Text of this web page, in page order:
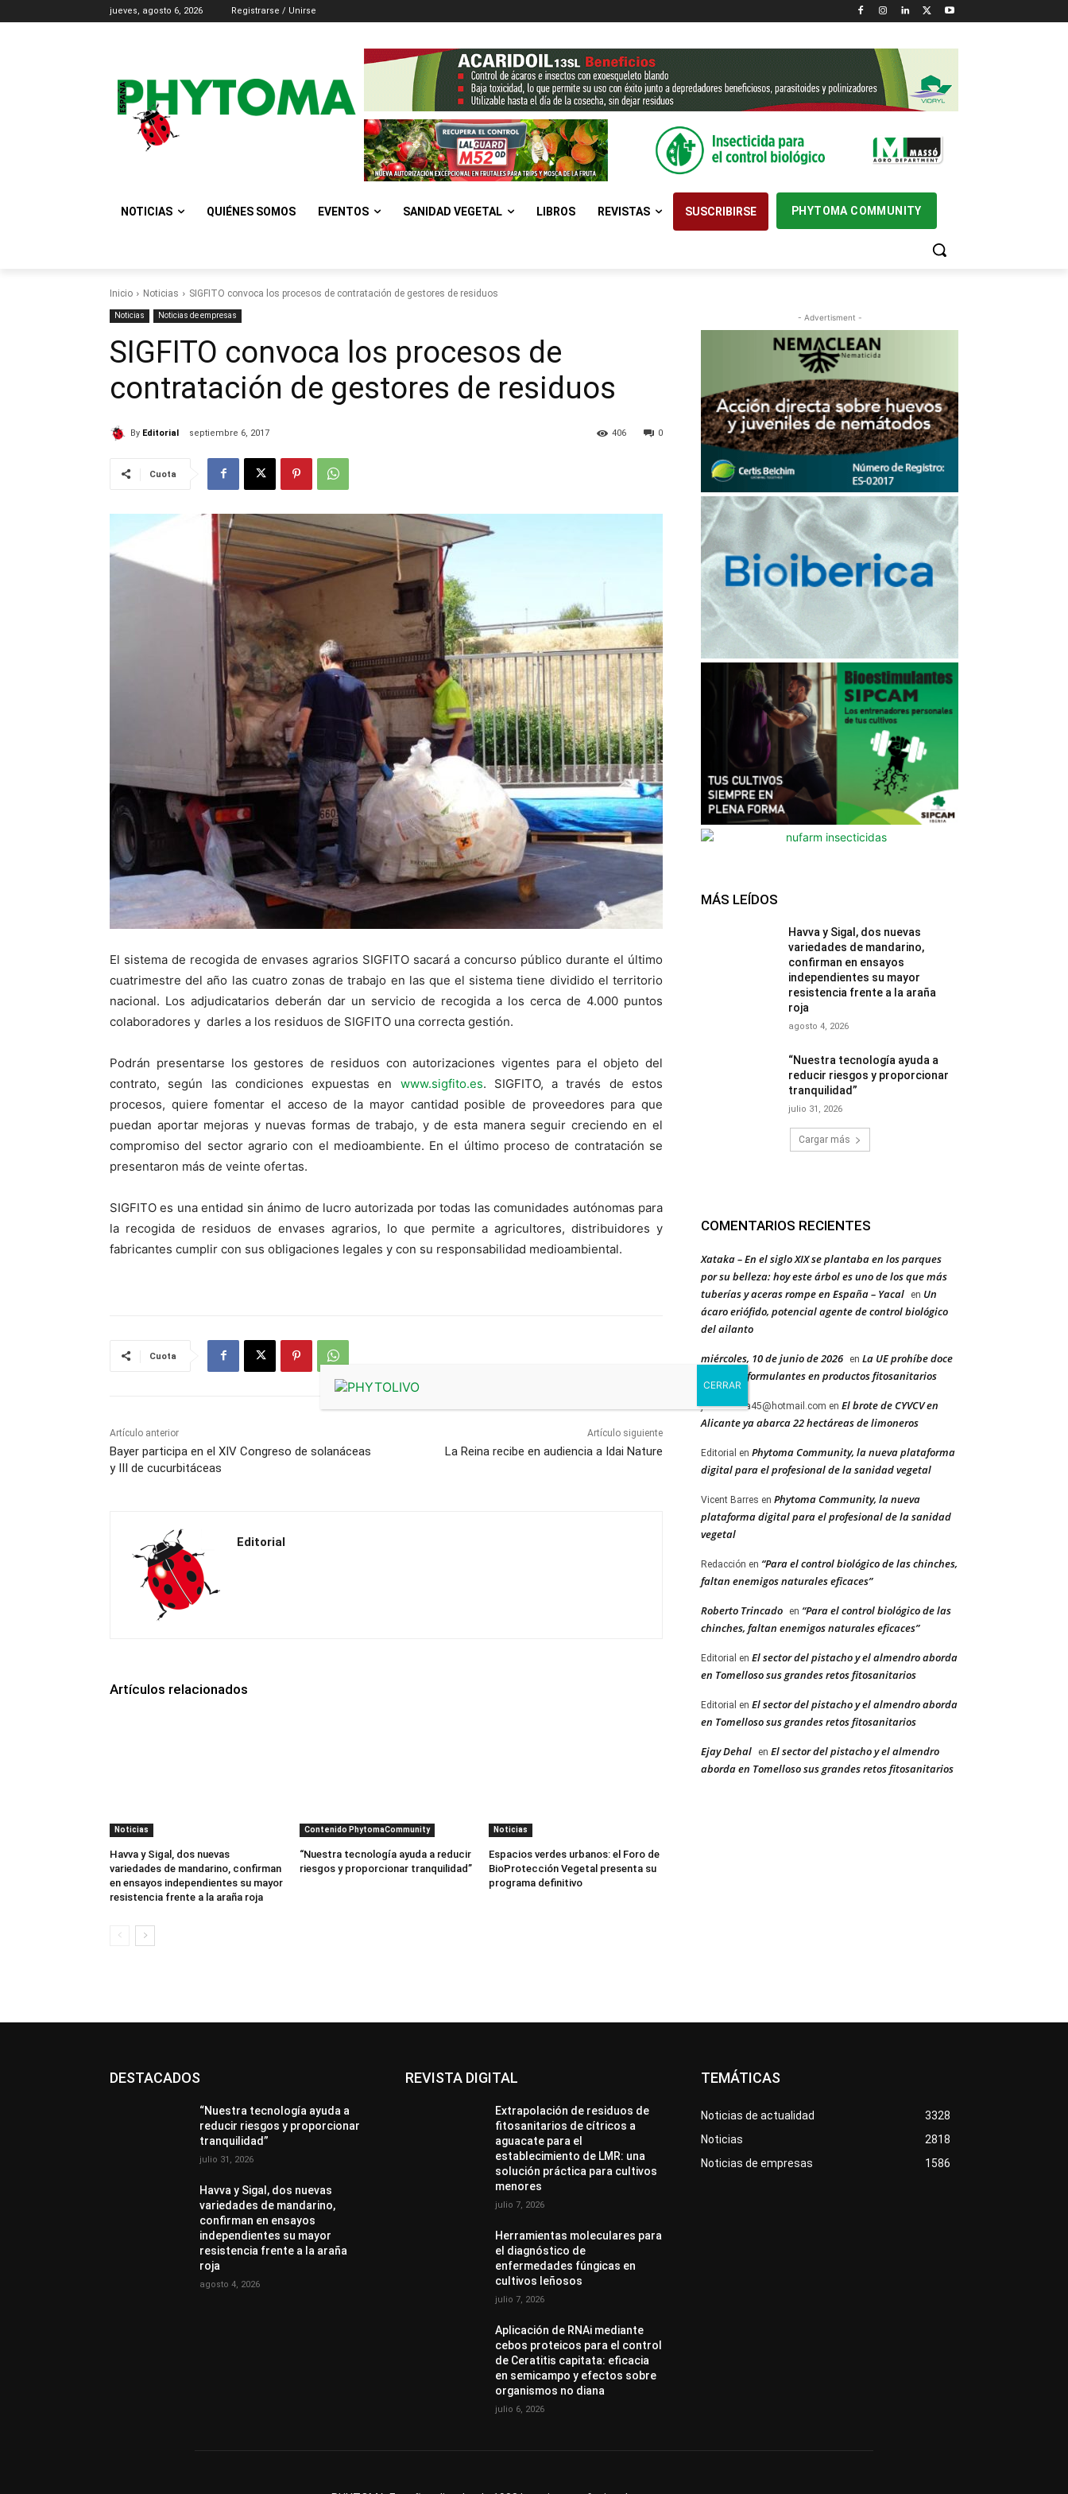
jueves, agosto 6, 2026 Registrarse / Unirse
NOTICIAS QUIÉNES SOMOS EVENTOS SANIDAD VEGETAL LIBROS REVISTAS SUSCRIBIRSE PHYTOMA COMMUNITY
Inicio Noticias SIGFITO convoca los procesos de contratación de gestores de residuos
Noticias Noticias de empresas
SIGFITO convoca los procesos de
contratación de gestores de residuos
By Editorial septiembre 6, 2017 0
406
Cuota
El sistema de recogida de envases agrarios SIGFITO sacará a concurso público durante el último
cuatrimestre del año las cuatro zonas de trabajo en las que el sistema tiene dividido el territorio
nacional. Los adjudicatarios deberán dar un servicio de recogida a los cerca de 4.000 puntos
colaboradores y darles a los residuos de SIGFITO una correcta gestión.
Podrán presentarse los gestores de residuos con autorizaciones vigentes para el objeto del
contrato, según las condiciones expuestas en www.sigfito.es. SIGFITO, a través de estos
procesos, quiere fomentar el acceso de la mayor cantidad posible de proveedores para que
puedan aportar mejoras y nuevas formas de trabajo, y de esta manera seguir creciendo en el
compromiso del sector agrario con el medioambiente. En el último proceso de contratación se
presentaron más de veinte ofertas.
SIGFITO es una entidad sin ánimo de lucro autorizada por todas las comunidades autónomas para
la recogida de residuos de envases agrarios, lo que permite a agricultores, distribuidores y
fabricantes cumplir con sus obligaciones legales y con su responsabilidad medioambiental.
Cuota
Artículo anterior
Bayer participa en el XIV Congreso de solanáceas
y III de cucurbitáceas
Artículo siguiente
La Reina recibe en audiencia a Idai Nature
Editorial
Artículos relacionados
Noticias
Havva y Sigal, dos nuevas
variedades de mandarino, confirman
en ensayos independientes su mayor
resistencia frente a la araña roja
Contenido PhytomaCommunity
“Nuestra tecnología ayuda a reducir
riesgos y proporcionar tranquilidad”
Noticias
Espacios verdes urbanos: el Foro de
BioProtección Vegetal presenta su
programa definitivo
- Advertisment -
MÁS LEÍDOS
Havva y Sigal, dos nuevas
variedades de mandarino,
confirman en ensayos
independientes su mayor
resistencia frente a la araña
roja
agosto 4, 2026
“Nuestra tecnología ayuda a
reducir riesgos y proporcionar
tranquilidad”
julio 31, 2026
Cargar más
COMENTARIOS RECIENTES
Xataka – En el siglo XIX se plantaba en los parques
por su belleza: hoy este árbol es uno de los que más
tuberías y aceras rompe en España – Yacal
en Un
ácaro eriófido, potencial agente de control biológico
del ailanto
miércoles, 10 de junio de 2026 en La UE prohíbe doce
nuevos coformulantes en productos fitosanitarios
juancervera45@hotmail.com en El brote de CYVCV en
Alicante ya abarca 22 hectáreas de limoneros
Editorial en Phytoma Community, la nueva plataforma
digital para el profesional de la sanidad vegetal
Vicent Barres en Phytoma Community, la nueva
plataforma digital para el profesional de la sanidad
vegetal
Redacción en “Para el control biológico de las chinches,
faltan enemigos naturales eficaces”
Roberto Trincado en “Para el control biológico de las
chinches, faltan enemigos naturales eficaces”
Editorial en El sector del pistacho y el almendro aborda
en Tomelloso sus grandes retos fitosanitarios
Editorial en El sector del pistacho y el almendro aborda
en Tomelloso sus grandes retos fitosanitarios
Ejay Dehal en El sector del pistacho y el almendro
aborda en Tomelloso sus grandes retos fitosanitarios
DESTACADOS
“Nuestra tecnología ayuda a
reducir riesgos y proporcionar
tranquilidad”
julio 31, 2026
Havva y Sigal, dos nuevas
variedades de mandarino,
confirman en ensayos
independientes su mayor
resistencia frente a la araña
roja
agosto 4, 2026
REVISTA DIGITAL
Extrapolación de residuos de
fitosanitarios de cítricos a
aguacate para el
establecimiento de LMR: una
solución práctica para cultivos
menores
julio 7, 2026
Herramientas moleculares para
el diagnóstico de
enfermedades fúngicas en
cultivos leñosos
julio 7, 2026
Aplicación de RNAi mediante
cebos proteicos para el control
de Ceratitis capitata: eficacia
en semicampo y efectos sobre
organismos no diana
julio 6, 2026
TEMÁTICAS
Noticias de actualidad
3328
Noticias
2818
Noticias de empresas
1586